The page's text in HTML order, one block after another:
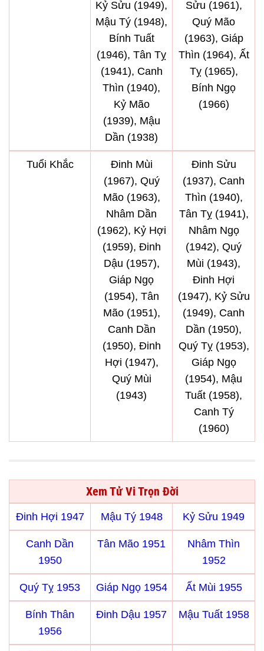
Kỷ Sửu (1949),
Mậu Tý (1948),
Bính Tuất
(1946), Tân Tỵ
(1941), Canh
Thìn (1940),
Kỷ Mão
(1939), Mậu
Dần (1938)
Sửu (1961),
Quý Mão
(1963), Giáp
Thìn (1964), Ất
Tỵ (1965),
Bính Ngọ
(1966)
Tuổi Khắc
Đinh Mùi
(1967), Quý
Mão (1963),
Nhâm Dần
(1962), Kỷ Hợi
(1959), Đinh
Dậu (1957),
Giáp Ngọ
(1954), Tân
Mão (1951),
Canh Dần
(1950), Đinh
Hợi (1947),
Quý Mùi
(1943)
Đinh Sửu
(1937), Canh
Thìn (1940),
Tân Tỵ (1941),
Nhâm Ngọ
(1942), Quý
Mùi (1943),
Đinh Hợi
(1947), Kỷ Sửu
(1949), Canh
Dần (1950),
Quý Tỵ (1953),
Giáp Ngọ
(1954), Mậu
Tuất (1958),
Canh Tý
(1960)
Xem Tử Vi Trọn Đời
Đinh Hợi 1947 Mậu Tý 1948 Kỷ Sửu 1949
Canh Dần
1950
Tân Mão 1951
Nhâm Thìn
1952
Quý Tỵ 1953 Giáp Ngọ 1954 Ất Mùi 1955
Bính Thân
1956
Đinh Dậu 1957 Mậu Tuất 1958